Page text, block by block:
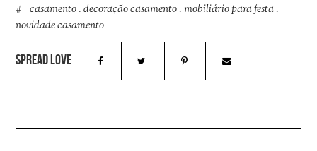
casamento.decoração casamento.mobiliário para festa.
novidade casamento